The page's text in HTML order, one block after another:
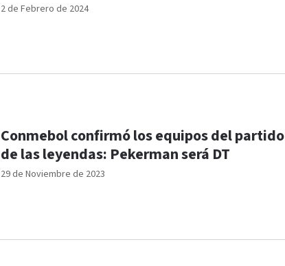
2 de Febrero de 2024
29 de Noviembre de 2023
Conmebol confirmó los equipos del partido
de las leyendas: Pekerman será DT